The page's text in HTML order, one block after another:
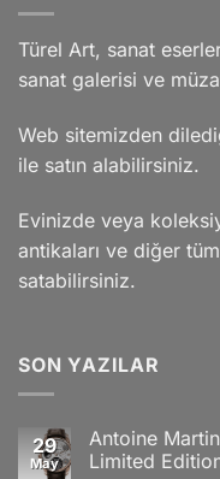
Türel Art, sanat
sanat galerisi ve
Web sitemizden
ile satın alabilirsiniz.
Evinizde veya
antikaları ve diğer
satabilirsiniz.
SON YAZILAR
29
May
Antoine
Limited